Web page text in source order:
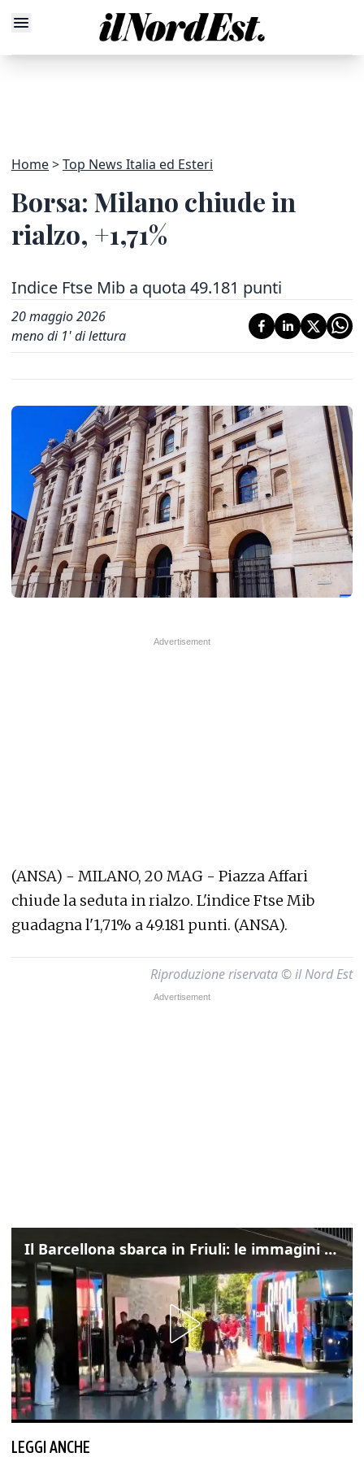
Home Top News Italia ed Esteri
Borsa: Milano chiude in
rialzo, +1,71%
Indice Ftse Mib a quota 49.181 punti
20 maggio 2026
meno di 1' di lettura
(ANSA) - MILANO, 20 MAG - Piazza Affari
chiude la seduta in rialzo. L'indice Ftse Mib
guadagna l'1,71% a 49.181 punti. (ANSA).
Riproduzione riservata © il Nord Est
Il Barcellona sbarca in Friuli: le immagini dell'arrivo in albergo
LEGGI ANCHE